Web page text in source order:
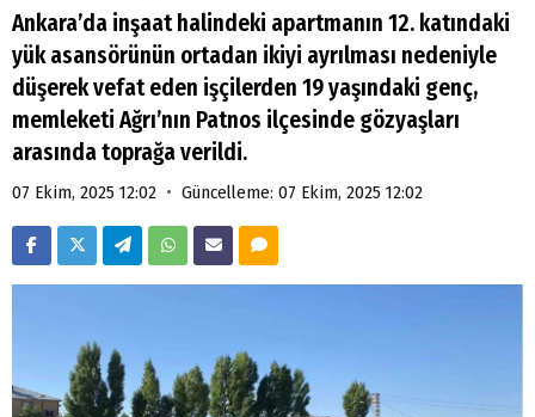
Ankara’da inşaat halindeki apartmanın 12. katındaki
yük asansörünün ortadan ikiyi ayrılması nedeniyle
düşerek vefat eden işçilerden 19 yaşındaki genç,
memleketi Ağrı’nın Patnos ilçesinde gözyaşları
arasında toprağa verildi.
07 Ekim, 2025 12:02 • Güncelleme: 07 Ekim, 2025 12:02